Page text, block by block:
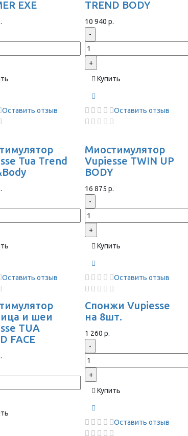
EXE
Оставить отзыв
TREND BODY
10 940 р.
-
+
Купить
Оставить отзыв
Tua Trend
Оставить отзыв
Миостимулятор
Vupiesse TWIN UP
BODY
16 875 р.
-
+
Купить
Оставить отзыв
и шеи
TUA
FACE
Спонжи Vupiesse
на 8шт.
1 260 р.
-
+
Купить
Оставить отзыв